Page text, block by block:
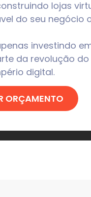
lojas
do seu negócio
investindo
da revolução
digital.
ORÇAMENTO